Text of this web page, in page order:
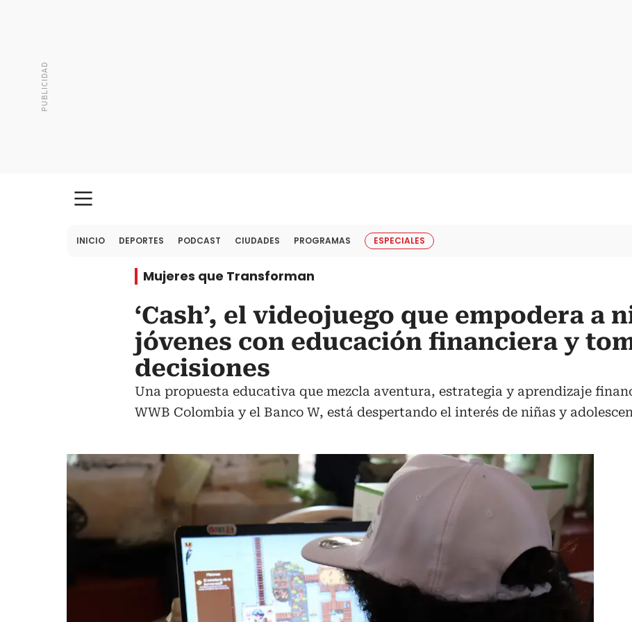
INICIO DEPORTES PODCAST CIUDADES PROGRAMAS ESPECIALES
Mujeres que Transforman
‘Cash’, el videojuego que empodera a
jóvenes con educación financiera y
decisiones
Una propuesta educativa que mezcla aventura, estrategia y aprendizaje
WWB Colombia y el Banco W, está despertando el interés de niñas y